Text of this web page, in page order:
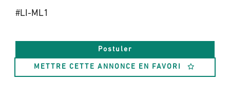
#LI-ML1
Postuler
METTRE CETTE ANNONCE EN FAVORI